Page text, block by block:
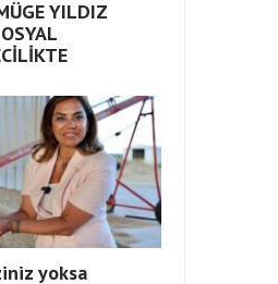
YILDIZ
yoksa